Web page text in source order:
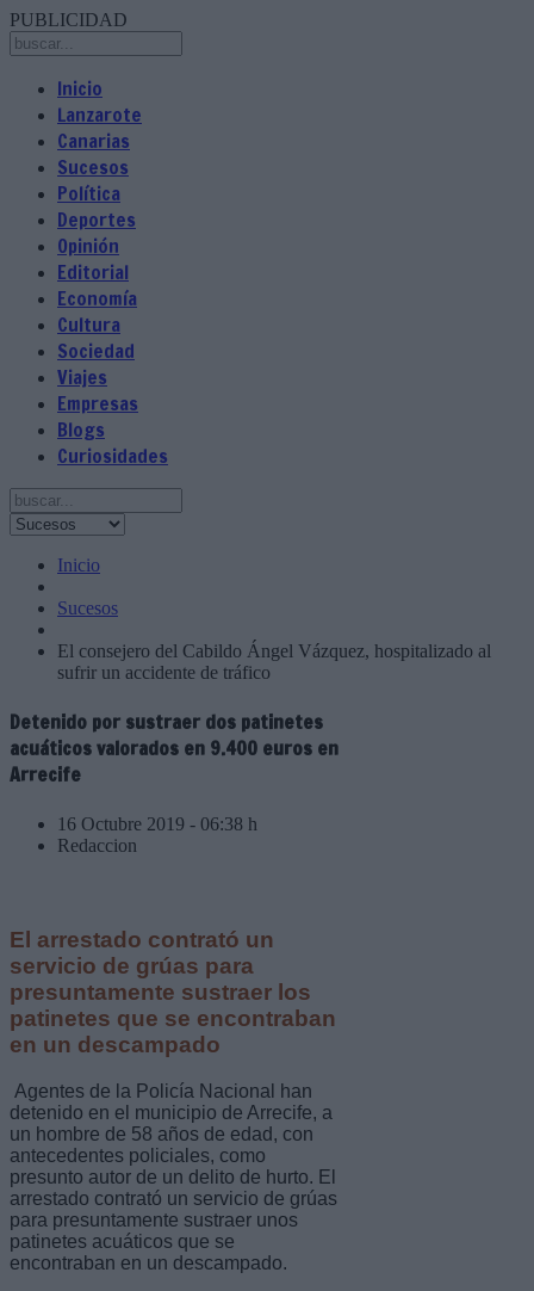
PUBLICIDAD
Inicio
Lanzarote
Canarias
Sucesos
Política
Deportes
Opinión
Editorial
Economía
Cultura
Sociedad
Viajes
Empresas
Blogs
Curiosidades
Inicio
Sucesos
El consejero del Cabildo Ángel Vázquez, hospitalizado al
sufrir un accidente de tráfico
Detenido por sustraer dos patinetes
acuáticos valorados en 9.400 euros en
Arrecife
16 Octubre 2019 - 06:38 h
Redaccion
El arrestado contrató un
servicio de grúas para
presuntamente sustraer los
patinetes que se encontraban
en un descampado
Agentes de la Policía Nacional han
detenido en el municipio de Arrecife, a
un hombre de 58 años de edad, con
antecedentes policiales, como
presunto autor de un delito de hurto. El
arrestado contrató un servicio de grúas
para presuntamente sustraer unos
patinetes acuáticos que se
encontraban en un descampado.